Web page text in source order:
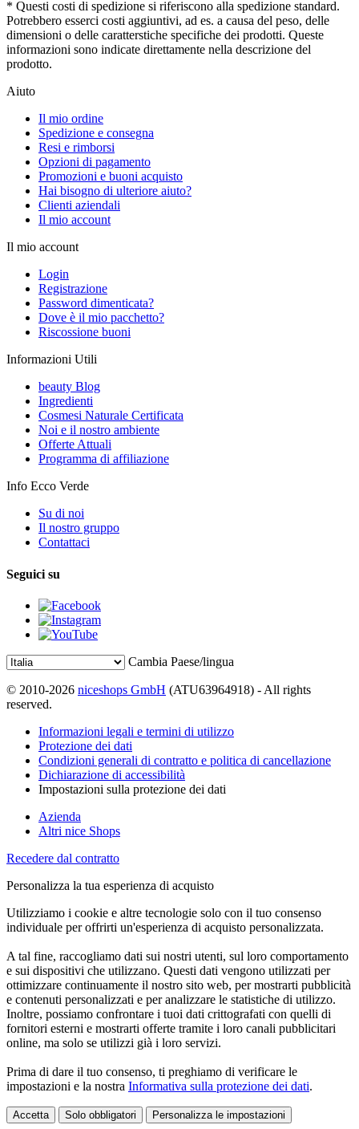
* Questi costi di spedizione si riferiscono alla spedizione standard.
Potrebbero esserci costi aggiuntivi, ad es. a causa del peso, delle
dimensioni o delle caratterstiche specifiche dei prodotti. Queste
informazioni sono indicate direttamente nella descrizione del
prodotto.
Aiuto
Il mio ordine
Spedizione e consegna
Resi e rimborsi
Opzioni di pagamento
Promozioni e buoni acquisto
Hai bisogno di ulteriore aiuto?
Clienti aziendali
Il mio account
Il mio account
Login
Registrazione
Password dimenticata?
Dove è il mio pacchetto?
Riscossione buoni
Informazioni Utili
beauty Blog
Ingredienti
Cosmesi Naturale Certificata
Noi e il nostro ambiente
Offerte Attuali
Programma di affiliazione
Info Ecco Verde
Su di noi
Il nostro gruppo
Contattaci
Seguici su
Cambia Paese/lingua
© 2010-2026 niceshops GmbH (ATU63964918) - All rights
reserved.
Informazioni legali e termini di utilizzo
Protezione dei dati
Condizioni generali di contratto e politica di cancellazione
Dichiarazione di accessibilità
Impostazioni sulla protezione dei dati
Azienda
Altri nice Shops
Recedere dal contratto
Personalizza la tua esperienza di acquisto
Utilizziamo i cookie e altre tecnologie solo con il tuo consenso
individuale per offrirti un'esperienza di acquisto personalizzata.
A tal fine, raccogliamo dati sui nostri utenti, sul loro comportamento
e sui dispositivi che utilizzano. Questi dati vengono utilizzati per
ottimizzare continuamente il nostro sito web, per mostrarti pubblicità
e contenuti personalizzati e per analizzare le statistiche di utilizzo.
Inoltre, possiamo confrontare i tuoi dati crittografati con quelli di
fornitori esterni e mostrarti offerte tramite i loro canali pubblicitari
online, ma solo se utilizzi già i loro servizi.
Prima di dare il tuo consenso, ti preghiamo di verificare le
impostazioni e la nostra Informativa sulla protezione dei dati.
Accetta Solo obbligatori Personalizza le impostazioni